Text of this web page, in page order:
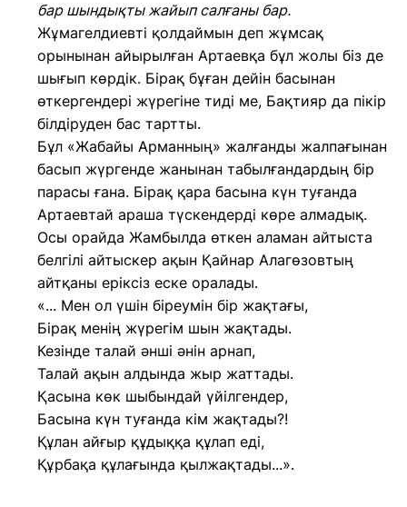
бар шындықты жайып салғаны бар.
Жұмагелдиевті қолдаймын деп жұмсақ
орынынан айырылған Артаевқа бұл жолы біз де
шығып көрдік. Бірақ бұған дейін басынан
өткергендері жүрегіне тиді ме, Бақтияр да пікір
білдіруден бас тартты.
Бұл «Жабайы Арманның» жалғанды жалпағынан
басып жүргенде жанынан табылғандардың бір
парасы ғана. Бірақ қара басына күн туғанда
Артаевтай араша түскендерді көре алмадық.
Осы орайда Жамбылда өткен аламан айтыста
белгілі айтыскер ақын Қайнар Алагөзовтың
айтқаны еріксіз еске оралады.
«... Мен ол үшін біреумін бір жақтағы,
Бірақ менің жүрегім шын жақтады.
Кезінде талай әнші әнін арнап,
Талай ақын алдында жыр жаттады.
Қасына көк шыбындай үйілгендер,
Басына күн туғанда кім жақтады?!
Құлан айғыр құдыққа құлап еді,
Құрбақа құлағында қылжақтады...».